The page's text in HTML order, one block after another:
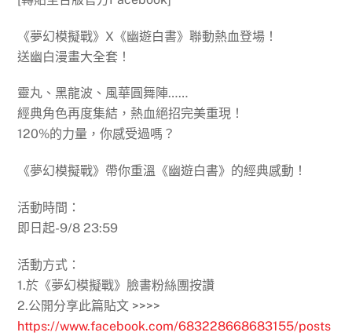
《夢幻模擬戰》X《幽遊白書》聯動熱血登場！
送幽白漫畫大全套！
靈丸、黑龍波、風華圓舞陣……
經典角色再度集結，熱血絕招完美重現！
120%的力量，你感受過嗎？
《夢幻模擬戰》帶你重溫《幽遊白書》的經典感動！
活動時間：
即日起-9/8 23:59
活動方式：
1.於《夢幻模擬戰》臉書粉絲團按讚
2.公開分享此篇貼文 >>>>
https://www.facebook.com/683228668683155/posts